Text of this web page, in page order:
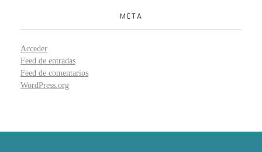
META
Acceder
Feed de entradas
Feed de comentarios
WordPress.org